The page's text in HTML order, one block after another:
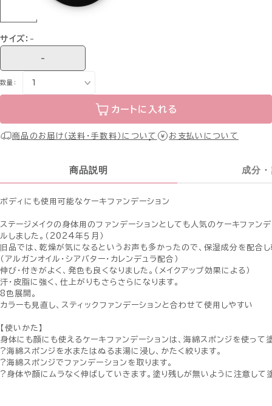
サイズ： -
-
数量：
カートに入れる
商品のお届け（送料・手数料）について お支払いについて
商品説明 成分
ボディにも使用可能なケーキファンデーション
ステージメイクの身体用のファンデーションとしても人気のケーキファン
ルしました。（2024年５月）
旧品では、乾燥が気になるというお声も多かったので、保湿成分を配合
（アルガンオイル・シアバター・カレンデュラ配合）
伸び・付きがよく、発色も良くなりました。（メイクアップ効果による）
汗・皮脂に強く、仕上がりもさらさらになります。
8色展開。
カラーも見直し、スティックファンデーションと合わせて使用しやすい
【使いかた】
身体にも顔にも使えるケーキファンデーションは、海綿スポンジを使って
?海綿スポンジを水またはぬるま湯に浸し、かたく絞ります。
?海綿スポンジでファンデーションを取ります。
?身体や顔にムラなく伸ばしていきます。塗り残しが無いように注意して